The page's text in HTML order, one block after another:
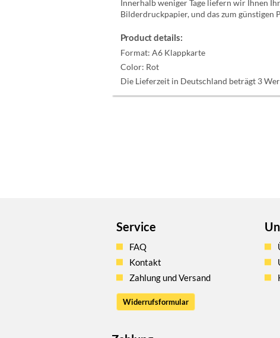
Innerhalb weniger Tage liefern wir Ihnen
Bilderdruckpapier, und das zum günstigen
Product details:
Format: A6 Klappkarte
Color: Rot
Die Lieferzeit in Deutschland beträgt 3
Service
FAQ
Kontakt
Zahlung und Versand
Widerrufsformular